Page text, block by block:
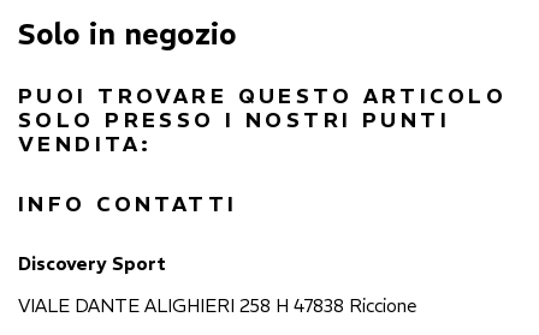
Solo in negozio
PUOI TROVARE QUESTO ARTICOLO
SOLO PRESSO I NOSTRI PUNTI
VENDITA:
INFO CONTATTI
Discovery Sport
VIALE DANTE ALIGHIERI 258 H 47838 Riccione